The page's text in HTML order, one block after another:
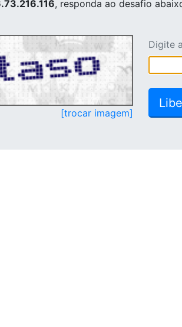
, responda ao desafio
[trocar imagem]
Digite